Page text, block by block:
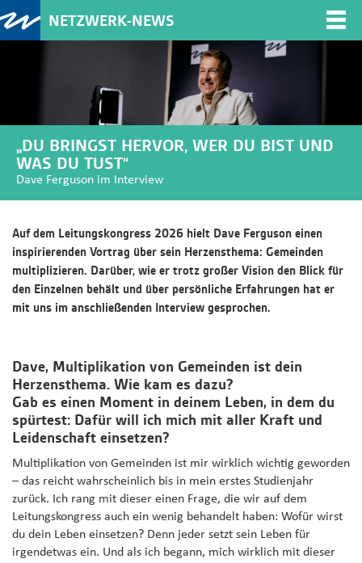
NETZWERK-NEWS
„DU BRINGST HERVOR, WER DU BIST UND
WAS DU TUST“
Dave Ferguson im Interview
Auf dem Leitungskongress 2026 hielt Dave Ferguson einen
inspirierenden Vortrag über sein Herzensthema: Gemeinden
multiplizieren. Darüber, wie er trotz großer Vision den Blick für
den Einzelnen behält und über persönliche Erfahrungen hat er
mit uns im anschließenden Interview gesprochen.
Dave, Multiplikation von Gemeinden ist dein
Herzensthema. Wie kam es dazu?
Gab es einen Moment in deinem Leben, in dem du
spürtest: Dafür will ich mich mit aller Kraft und
Leidenschaft einsetzen?
Multiplikation von Gemeinden ist mir wirklich wichtig geworden
– das reicht wahrscheinlich bis in mein erstes Studienjahr
zurück. Ich rang mit dieser einen Frage, die wir auf dem
Leitungskongress auch ein wenig behandelt haben: Wofür wirst
du dein Leben einsetzen? Denn jeder setzt sein Leben für
irgendetwas ein. Und als ich begann, mich wirklich mit dieser